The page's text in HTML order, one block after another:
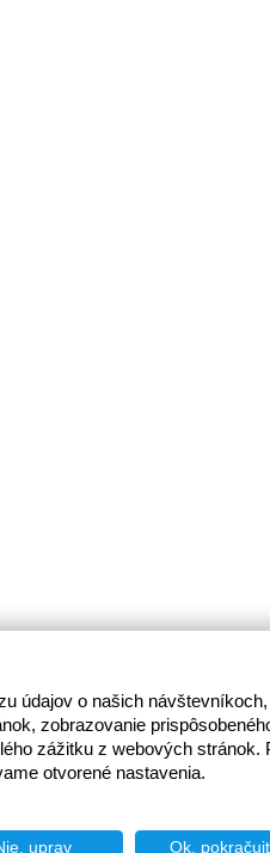
údajov o našich
zobrazovanie
zážitku z webových stránok.
otvorené nastavenia.
uprav Ok,